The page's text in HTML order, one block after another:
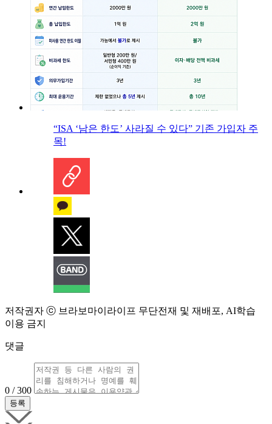
“ISA ‘남은 한도’ 사라질 수 있다” 기존 가입자 주
목!
저작권자 ⓒ 브라보마이라이프 무단전재 및 재배포, AI학습
이용 금지
댓글
0 / 300